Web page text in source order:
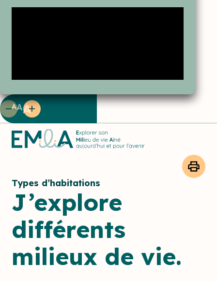
AAA
Types d’habitations
J’explore
différents
milieux de vie.